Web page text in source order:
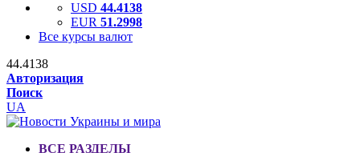
USD 44.4138
EUR 51.2998
Все курсы валют
44.4138
Авторизация
Поиск
UA
ВСЕ РАЗДЕЛЫ